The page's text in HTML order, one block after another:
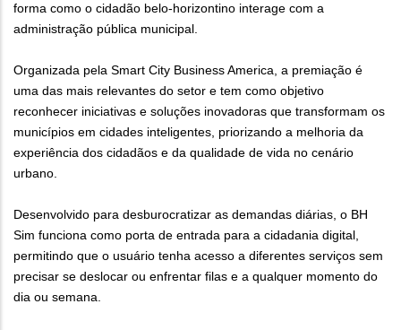
forma como o cidadão belo-horizontino interage com a
administração pública municipal.
Organizada pela Smart City Business America, a premiação é
uma das mais relevantes do setor e tem como objetivo
reconhecer iniciativas e soluções inovadoras que transformam os
municípios em cidades inteligentes, priorizando a melhoria da
experiência dos cidadãos e da qualidade de vida no cenário
urbano.
Desenvolvido para desburocratizar as demandas diárias, o BH
Sim funciona como porta de entrada para a cidadania digital,
permitindo que o usuário tenha acesso a diferentes serviços sem
precisar se deslocar ou enfrentar filas e a qualquer momento do
dia ou semana.